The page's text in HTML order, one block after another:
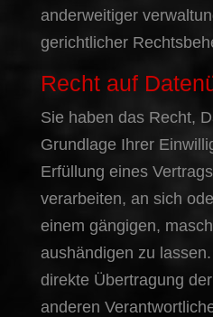
anderweitiger
gerichtlicher
Recht auf
Sie haben das Recht,
Grundlage Ihrer
Erfüllung eines
verarbeiten, an sich
einem gängigen,
aushändigen zu
direkte Übertragung
anderen